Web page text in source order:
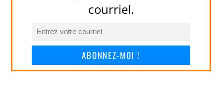
courriel.
ABONNEZ-MOI !